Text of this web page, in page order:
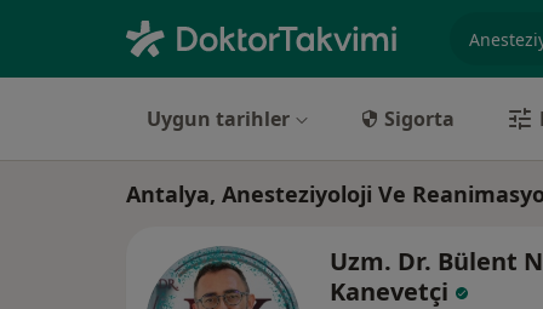
Uygun tarihler Sigorta
Antalya, Anesteziyoloji Ve
Uzm. Dr. Bülent
Kanevetçi